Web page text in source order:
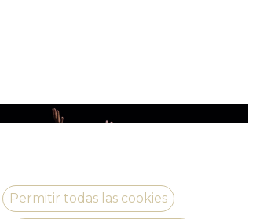
Permitir todas las cookies